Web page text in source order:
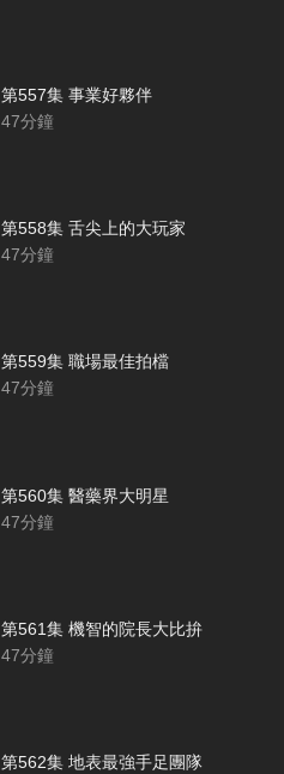
第557集 事業好夥伴
47分鐘
第558集 舌尖上的大玩家
47分鐘
第559集 職場最佳拍檔
47分鐘
第560集 醫藥界大明星
47分鐘
第561集 機智的院長大比拚
47分鐘
第562集 地表最強手足團隊